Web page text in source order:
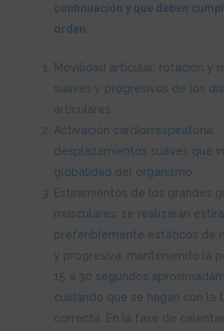
continuación y que deben
orden:
Movilidad articular: rotación y
suaves y progresivos de los
articulares.
Activación cardiorrespiratoria:
desplazamientos suaves que
globalidad del organismo.
Estiramientos de los grandes
musculares: se realizarán
preferiblemente estáticos de
y progresiva, manteniendo la
15 a 30 segundos
cuidando que se hagan con la
correcta. En la fase de